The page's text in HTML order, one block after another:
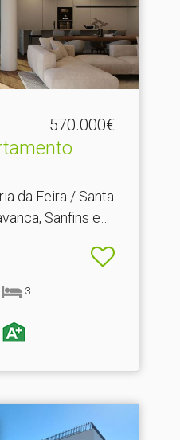
570.000€
da Feira / Santa
Sanfins e
3